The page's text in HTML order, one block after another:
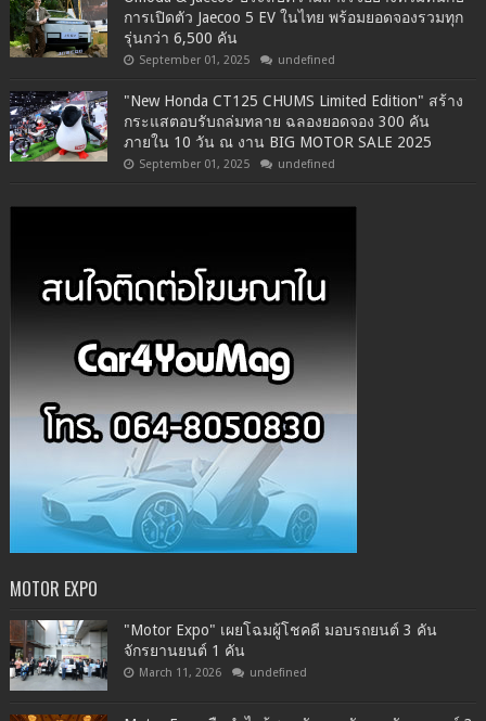
การเปิดตัว Jaecoo 5 EV ในไทย พร้อมยอดจองรวมทุก
รุ่นกว่า 6,500 คัน
September 01, 2025 undefined
"New Honda CT125 CHUMS Limited Edition" สร้าง
กระแสตอบรับถล่มทลาย ฉลองยอดจอง 300 คัน
ภายใน 10 วัน ณ งาน BIG MOTOR SALE 2025
September 01, 2025 undefined
MOTOR EXPO
"Motor Expo" เผยโฉมผู้โชคดี มอบรถยนต์ 3 คัน
จักรยานยนต์ 1 คัน
March 11, 2026 undefined